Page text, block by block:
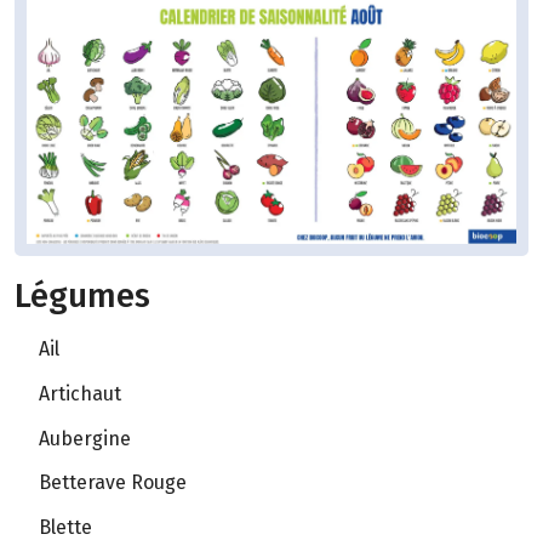
Légumes
Ail
Artichaut
Aubergine
Betterave Rouge
Blette